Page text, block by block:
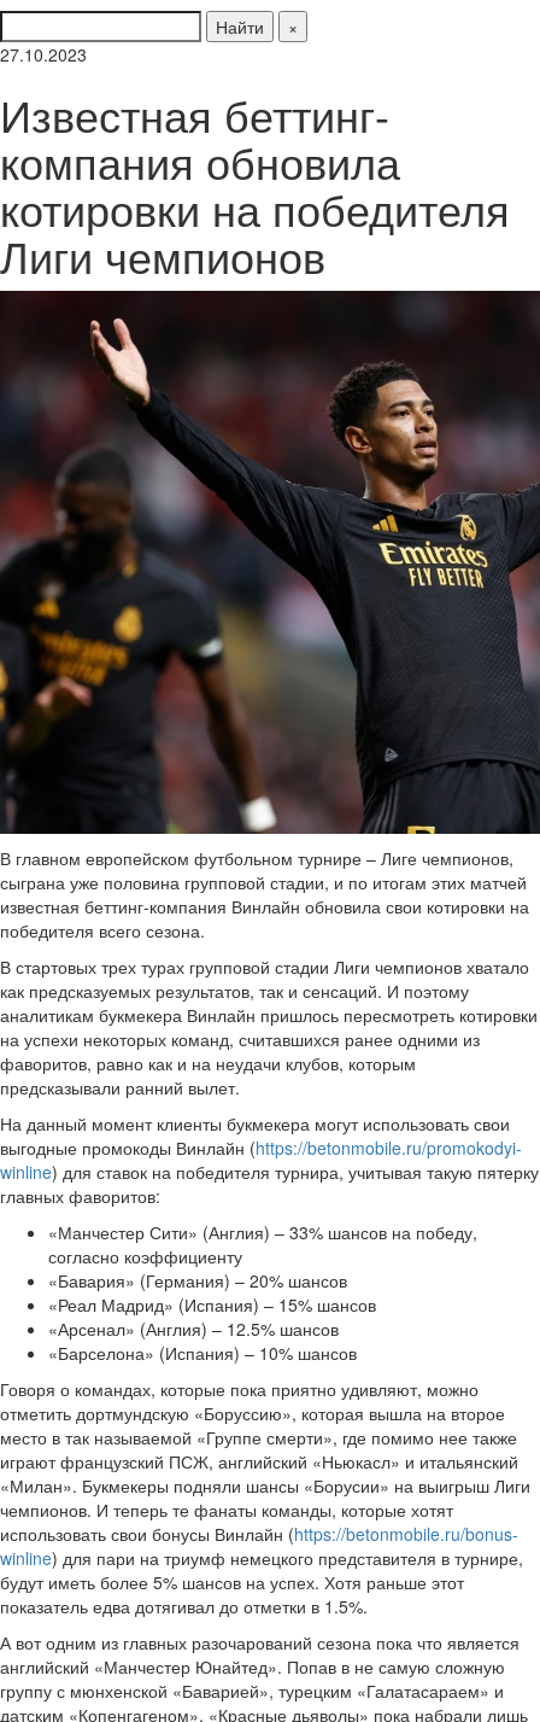
Найти
×
27.10.2023
Известная беттинг-
компания обновила
котировки на победителя
Лиги чемпионов
В главном европейском футбольном турнире – Лиге чемпионов,
сыграна уже половина групповой стадии, и по итогам этих матчей
известная беттинг-компания Винлайн обновила свои котировки на
победителя всего сезона.
В стартовых трех турах групповой стадии Лиги чемпионов хватало
как предсказуемых результатов, так и сенсаций. И поэтому
аналитикам букмекера Винлайн пришлось пересмотреть котировки
на успехи некоторых команд, считавшихся ранее одними из
фаворитов, равно как и на неудачи клубов, которым
предсказывали ранний вылет.
На данный момент клиенты букмекера могут использовать свои
выгодные промокоды Винлайн (https://betonmobile.ru/promokodyi-
winline) для ставок на победителя турнира, учитывая такую пятерку
главных фаворитов:
«Манчестер Сити» (Англия) – 33% шансов на победу,
согласно коэффициенту
«Бавария» (Германия) – 20% шансов
«Реал Мадрид» (Испания) – 15% шансов
«Арсенал» (Англия) – 12.5% шансов
«Барселона» (Испания) – 10% шансов
Говоря о командах, которые пока приятно удивляют, можно
отметить дортмундскую «Боруссию», которая вышла на второе
место в так называемой «Группе смерти», где помимо нее также
играют французский ПСЖ, английский «Ньюкасл» и итальянский
«Милан». Букмекеры подняли шансы «Борусии» на выигрыш Лиги
чемпионов. И теперь те фанаты команды, которые хотят
использовать свои бонусы Винлайн (https://betonmobile.ru/bonus-
winline) для пари на триумф немецкого представителя в турнире,
будут иметь более 5% шансов на успех. Хотя раньше этот
показатель едва дотягивал до отметки в 1.5%.
А вот одним из главных разочарований сезона пока что является
английский «Манчестер Юнайтед». Попав в не самую сложную
группу с мюнхенской «Баварией», турецким «Галатасараем» и
датским «Копенгагеном», «Красные дьяволы» пока набрали лишь